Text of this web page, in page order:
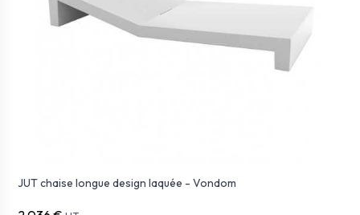
JUT chaise longue design laquée - Vondom